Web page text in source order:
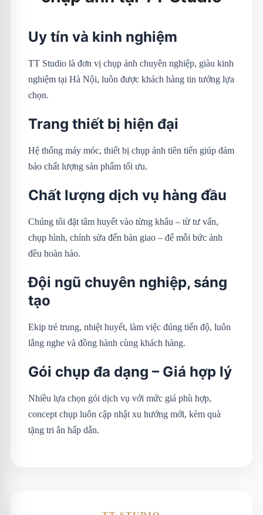
Uy tín và kinh nghiệm
TT Studio là đơn vị chụp ảnh chuyên nghiệp, giàu kinh
nghiệm tại Hà Nội, luôn được khách hàng tin tưởng lựa
chọn.
Trang thiết bị hiện đại
Hệ thống máy móc, thiết bị chụp ảnh tiên tiến giúp đảm
bảo chất lượng sản phẩm tối ưu.
Chất lượng dịch vụ hàng đầu
Chúng tôi đặt tâm huyết vào từng khâu – từ tư vấn,
chụp hình, chỉnh sửa đến bàn giao – để mỗi bức ảnh
đều hoàn hảo.
Đội ngũ chuyên nghiệp, sáng
tạo
Ekip trẻ trung, nhiệt huyết, làm việc đúng tiến độ, luôn
lắng nghe và đồng hành cùng khách hàng.
Gói chụp đa dạng – Giá hợp lý
Nhiều lựa chọn gói dịch vụ với mức giá phù hợp,
concept chụp luôn cập nhật xu hướng mới, kèm quà
tặng tri ân hấp dẫn.